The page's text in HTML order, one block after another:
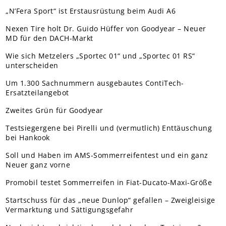
„N’Fera Sport“ ist Erstausrüstung beim Audi A6
Nexen Tire holt Dr. Guido Hüffer von Goodyear – Neuer
MD für den DACH-Markt
Wie sich Metzelers „Sportec 01“ und „Sportec 01 RS“
unterscheiden
Um 1.300 Sachnummern ausgebautes ContiTech-
Ersatzteilangebot
Zweites Grün für Goodyear
Testsiegergene bei Pirelli und (vermutlich) Enttäuschung
bei Hankook
Soll und Haben im AMS-Sommerreifentest und ein ganz
Neuer ganz vorne
Promobil testet Sommerreifen in Fiat-Ducato-Maxi-Größe
Startschuss für das „neue Dunlop“ gefallen – Zweigleisige
Vermarktung und Sättigungsgefahr